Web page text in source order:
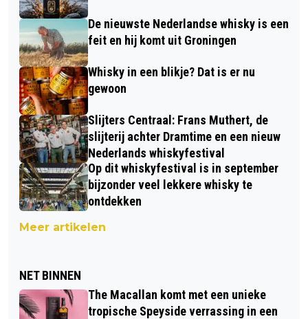
De nieuwste Nederlandse whisky is een
feit en hij komt uit Groningen
Whisky in een blikje? Dat is er nu
gewoon
Slijters Centraal: Frans Muthert, de
slijterij achter Dramtime en een nieuw
Nederlands whiskyfestival
Op dit whiskyfestival is in september
bijzonder veel lekkere whisky te
ontdekken
Meer artikelen
NET BINNEN
The Macallan komt met een unieke
tropische Speyside verrassing in een